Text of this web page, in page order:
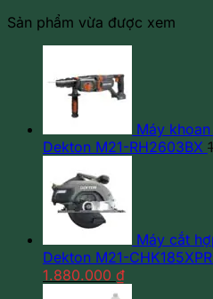
Sản phẩm vừa được xem
Máy
Dekton M21-RH2603BX
Máy cắt
Dekton M21-
Giá
1.880.000 ₫Giá